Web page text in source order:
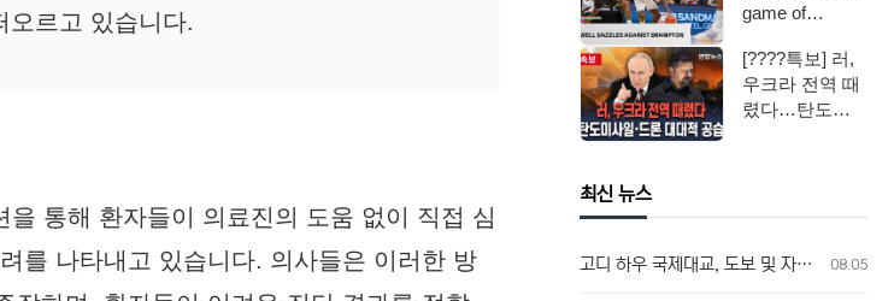
오르고 있습니다.
통해 환자들이 의료진의 도움 없이 직접 심
를 나타내고 있습니다. 의사들은 이러한 방
game of
[????특보] 러,
우크라 전역 때
렸다…탄도미
최신 뉴스
고디 하우 국제대교, 도보 및 자전거 이용자 첫 통행 역사 새기다 08.05